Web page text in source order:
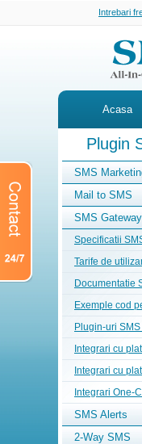
Intrebari
Acasa
Plugin
SMS
Mail to SMS
SMS Gateway
Specificatii
Tarife de
Documentatie
Exemple cod
Plugin-uri
Integrari cu
Integrari cu
Integrari One-
SMS Alerts
2-Way SMS